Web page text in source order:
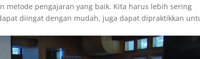
metode pengajaran yang baik. Kita harus lebih sering
diingat dengan mudah, juga dapat dipraktikkan